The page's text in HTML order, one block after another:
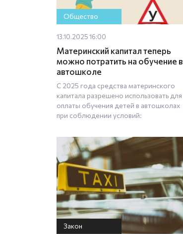
Общество
13.10.2025 16:00
Материнский капитал теперь
можно потратить на обучение в
автошколе
С 2025 года средства материнского
капитала разрешено использовать для
оплаты обучения детей в автошколах
при соблюдении условий:
Закон